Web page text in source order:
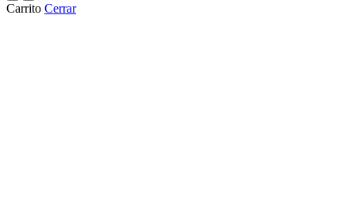
Carrito Cerrar